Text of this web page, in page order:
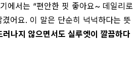
에서는 “편안한 핏 좋아요~ 데일리로
어요. 이 말은 단순히 넉넉하다는 뜻
러나지 않으면서도 실루엣이 깔끔하다